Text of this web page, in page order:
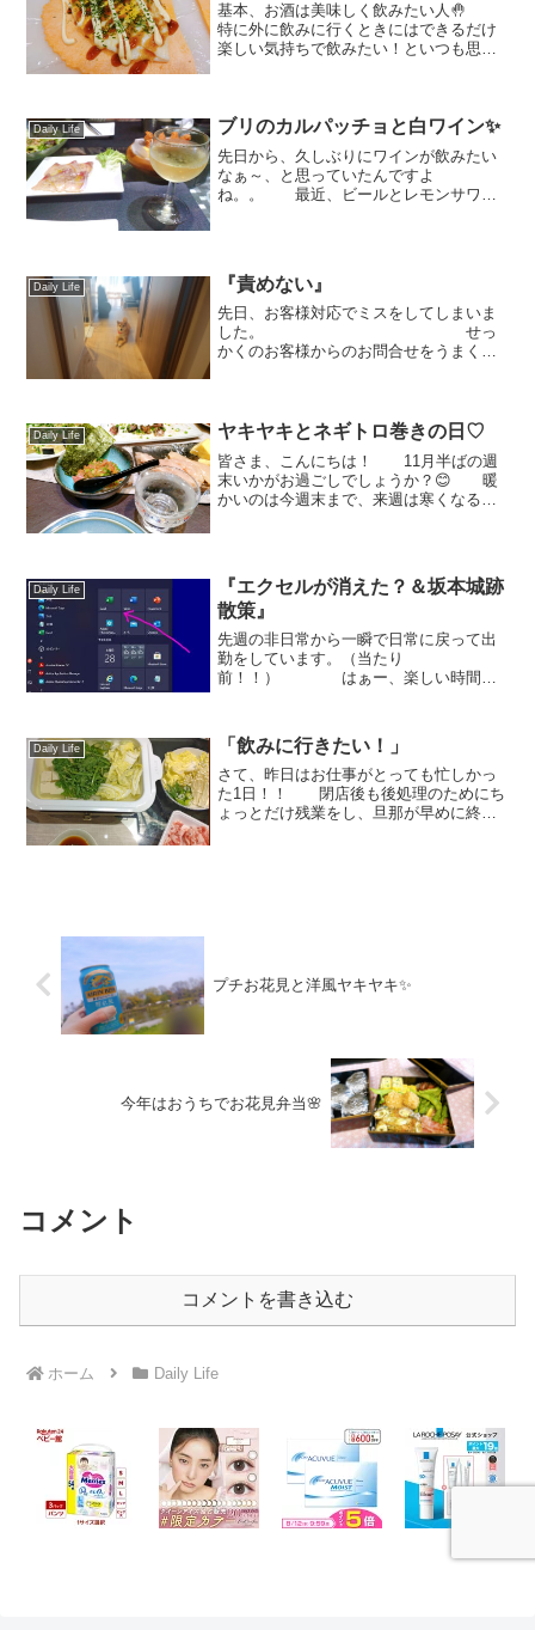
基本、お酒は美味しく飲みたい人🤚
特に外に飲みに行くときにはできるだけ
楽しい気持ちで飲みたい！といつも思っ
それでもご飯の準備はしな...
Daily Life ブリのカルパッチョと白ワイン✨
先日から、久しぶりにワインが飲みたい
なぁ～、と思っていたんですよ
ね。。 最近、ビールとレモンサワー
て！ ということで、この日は...
Daily Life 『責めない』
先日、お客様対応でミスをしてしまいま
した。 せっ
かくのお客様からのお問合せをうまく旦
話。 パソコ
Daily Life ヤキヤキとネギトロ巻きの日♡
皆さま、こんにちは！ 11月半ばの週
末いかがお過ごしでしょうか？😊 暖
かいのは今週末まで、来週は寒くなるみ
近お気に入りの一口牛...
Daily Life
『エクセルが消えた？＆坂本城跡
散策』
先週の非日常から一瞬で日常に戻って出
勤をしています。（当たり
前！！） はぁー、楽しい時間は
たばかり！オリンピックも盛り上がって
いるし、テンションはやや高めです
(笑) ...
Daily Life 「飲みに行きたい！」
さて、昨日はお仕事がとっても忙しかっ
た1日！！ 閉店後も後処理のためにち
ょっとだけ残業をし、旦那が早めに終わ
プチお花見と洋風ヤキヤキ✨
今年はおうちでお花見弁当🌸
コメント
コメントを書き込む
ホーム Daily Life